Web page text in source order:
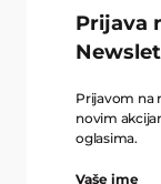
Prijava
Prijavom na
novim
oglasima.
Vaše ime